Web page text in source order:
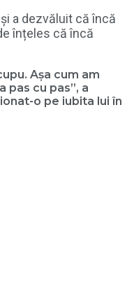
a dezvăluit că încă
înțeles că încă
Așa cum am
pas cu pas”, a
o pe iubita lui în